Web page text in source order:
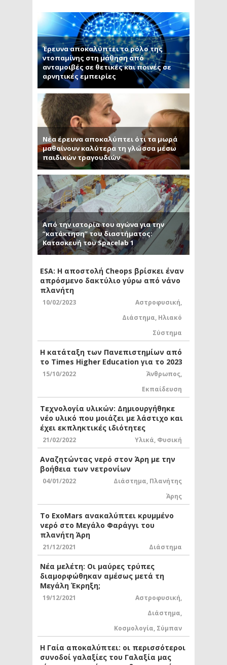
Έρευνα αποκαλύπτει το ρόλο της
ντοπαμίνης στη μάθηση από
ανταμοιβές σε θετικές και ποινές σε
αρνητικές εμπειρίες
Νέα έρευνα αποκαλύπτει ότι τα μωρά
μαθαίνουν καλύτερα τη γλώσσα μέσω
παιδικών τραγουδιών
Από την ιστορία του αγώνα για την
“κατάκτηση” του διαστήματος:
Κατασκευή του Spacelab 1
ESA: Η αποστολή Cheops βρίσκει έναν
απρόσμενο δακτύλιο γύρω από νάνο
πλανήτη
10/02/2023 Αστροφυσική,
Διάστημα, Ηλιακό
Σύστημα
Η κατάταξη των Πανεπιστημίων από
το Times Higher Education για το 2023
15/10/2022 Άνθρωπος,
Εκπαίδευση
Τεχνολογία υλικών: Δημιουργήθηκε
νέο υλικό που μοιάζει με λάστιχο και
έχει εκπληκτικές ιδιότητες
21/02/2022 Υλικά, Φυσική
Αναζητώντας νερό στον Άρη με την
βοήθεια των νετρονίων
04/01/2022 Διάστημα, Πλανήτης
Άρης
Το ExoMars ανακαλύπτει κρυμμένο
νερό στο Μεγάλο Φαράγγι του
πλανήτη Άρη
21/12/2021 Διάστημα
Νέα μελέτη: Οι μαύρες τρύπες
διαμορφώθηκαν αμέσως μετά τη
Μεγάλη Έκρηξη;
19/12/2021 Αστροφυσική,
Διάστημα,
Κοσμολογία, Σύμπαν
Η Γαία αποκαλύπτει: οι περισσότεροι
συνοδοί γαλαξίες του Γαλαξία μας